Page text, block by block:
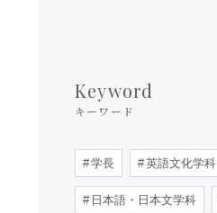
Keyword
キーワード
学長 英語文化学科
日本語・日本文学科